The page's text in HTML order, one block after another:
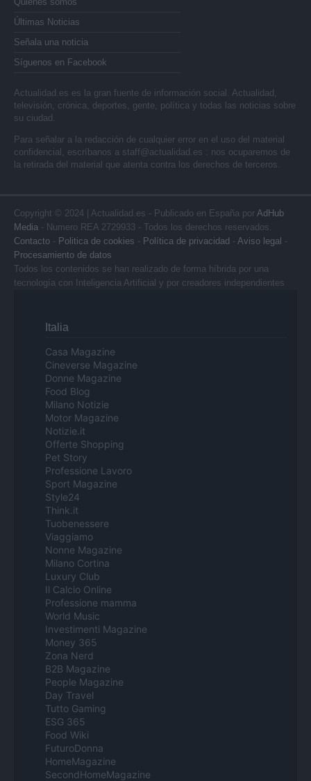
Últimas Noticias
Señala una noticia
Síguenos en Facebook
Actualidad.es es la gran fuente de información social. Actualidad,
televisión, crónica, deportes, gente, política y todas las noticias sobre
su ciudad.
Para señalar a la redacción de cualquier error en el uso del material
confidencial, escríbanos a staff@actualidad.es : nos ocuparemos de
la retirada del material que atenta contra los derechos de terceros.
Copyright © 2024 | Actualidad.es - Publicado en España por AdHub
Media - Numero REA 2729933 - Todos los derechos reservados.
Contacto - Politica de cookies - Política de privacidad - Aviso legal -
Procesamiento de datos
Todos los contenidos se han realizado de forma híbrida por una
tecnología con Inteligencia Artificial y por creadores independientes
Italia
Casa Magazine
Cineverse Magazine
Donne Magazine
Food Blog
Milano Notizie
Motor Magazine
Notizie.it
Offerte Shopping
Pet Story
Professione Lavoro
Sport Magazine
Style24
Think.it
Tuobenessere
Viaggiamo
Nonne Magazine
Milano Cortina
Luxury Club
Il Calcio Online
Professione mamma
World Music
Investimenti Magazine
Money 365
Zona Nerd
B2B Magazine
People Magazine
Day Travel
Tutto Gaming
ESG 365
Food Wiki
FuturoDonna
HomeMagazine
SecondHomeMagazine